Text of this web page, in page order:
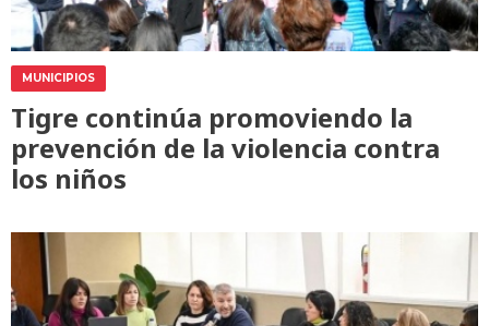
MUNICIPIOS
Tigre continúa promoviendo la
prevención de la violencia contra
los niños